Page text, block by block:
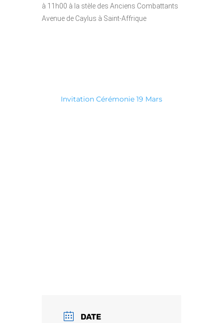
à 11h00 à la stèle des Anciens Combattants
Avenue de Caylus à Saint-Affrique
Invitation Cérémonie 19 Mars
DATE